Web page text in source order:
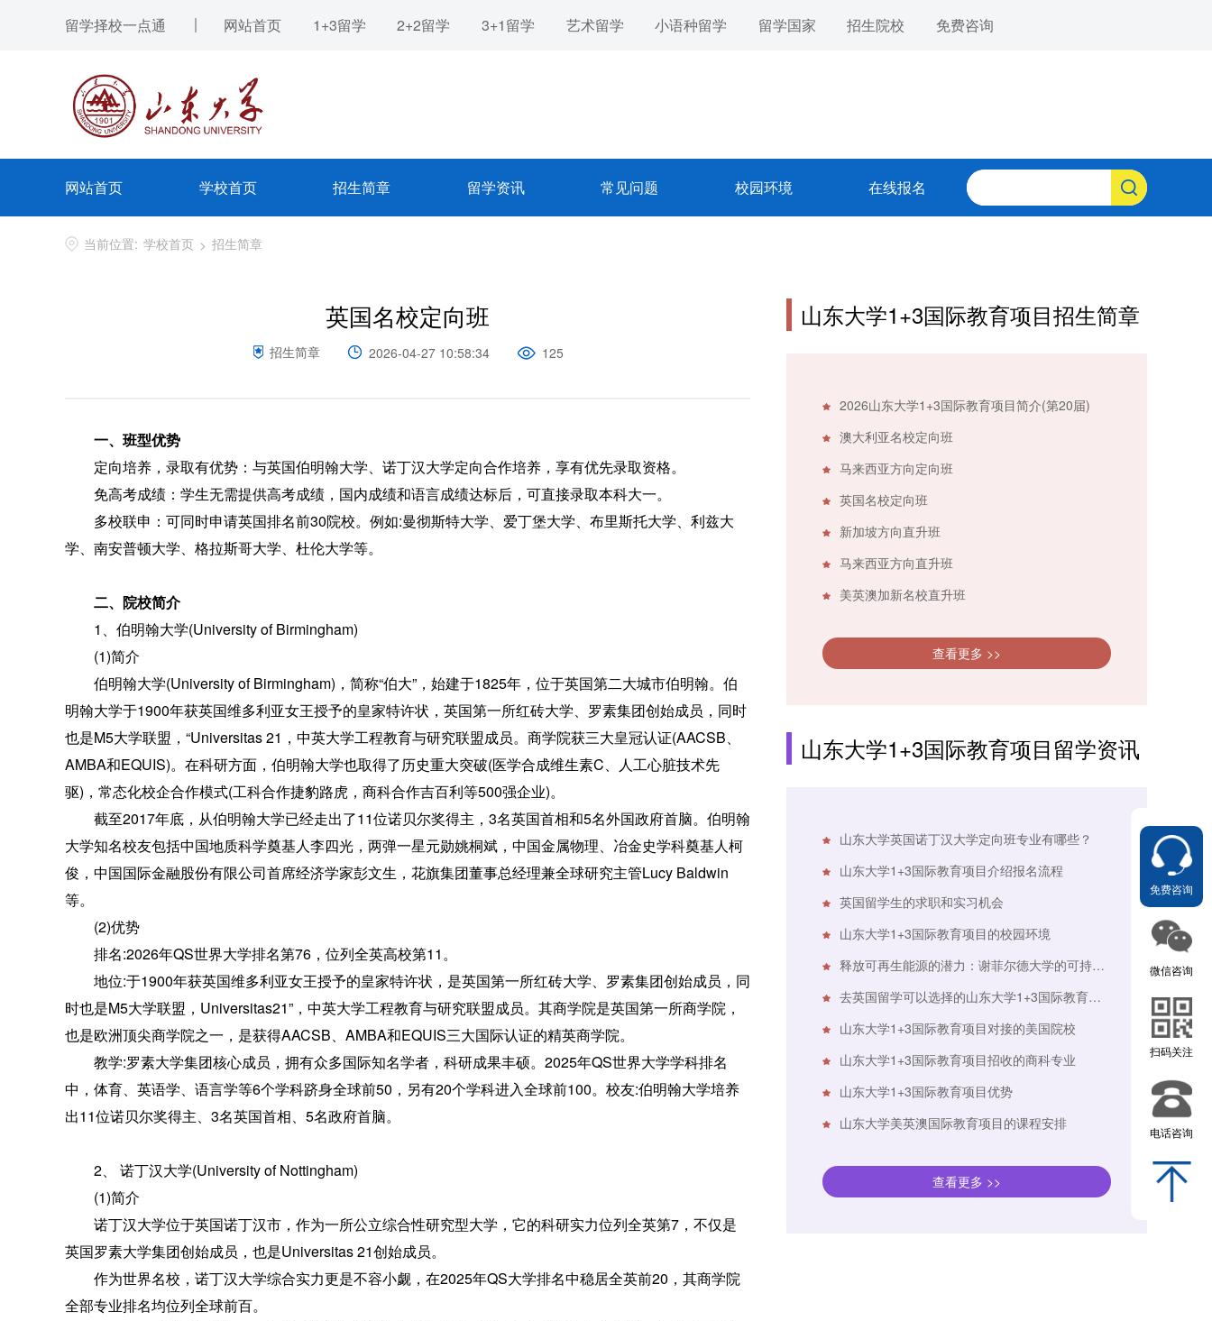
留学择校一点通 网站首页 1+3留学 2+2留学 3+1留学 艺术留学 小语种留学 留学国家 招生院校 免费咨询
网站首页 学校首页 招生简章 留学资讯 常见问题 校园环境 在线报名
当前位置: 学校首页 > 招生简章
英国名校定向班
招生简章 2026-04-27 10:58:34 125
一、班型优势
定向培养，录取有优势：与英国伯明翰大学、诺丁汉大学定向合作培养，享有优先录取资格。
免高考成绩：学生无需提供高考成绩，国内成绩和语言成绩达标后，可直接录取本科大一。
多校联申：可同时申请英国排名前30院校。例如:曼彻斯特大学、爱丁堡大学、布里斯托大学、利兹大
学、南安普顿大学、格拉斯哥大学、杜伦大学等。
二、院校简介
1、伯明翰大学(University of Birmingham)
(1)简介
伯明翰大学(University of Birmingham)，简称“伯大”，始建于1825年，位于英国第二大城市伯明翰。伯
明翰大学于1900年获英国维多利亚女王授予的皇家特许状，英国第一所红砖大学、罗素集团创始成员，同时
也是M5大学联盟，“Universitas 21，中英大学工程教育与研究联盟成员。商学院获三大皇冠认证(AACSB、
AMBA和EQUIS)。在科研方面，伯明翰大学也取得了历史重大突破(医学合成维生素C、人工心脏技术先
驱)，常态化校企合作模式(工科合作捷豹路虎，商科合作吉百利等500强企业)。
截至2017年底，从伯明翰大学已经走出了11位诺贝尔奖得主，3名英国首相和5名外国政府首脑。伯明翰
大学知名校友包括中国地质科学奠基人李四光，两弹一星元勋姚桐斌，中国金属物理、冶金史学科奠基人柯
俊，中国国际金融股份有限公司首席经济学家彭文生，花旗集团董事总经理兼全球研究主管Lucy Baldwin
等。
(2)优势
排名:2026年QS世界大学排名第76，位列全英高校第11。
地位:于1900年获英国维多利亚女王授予的皇家特许状，是英国第一所红砖大学、罗素集团创始成员，同
时也是M5大学联盟，Universitas21”，中英大学工程教育与研究联盟成员。其商学院是英国第一所商学院，
也是欧洲顶尖商学院之一，是获得AACSB、AMBA和EQUIS三大国际认证的精英商学院。
教学:罗素大学集团核心成员，拥有众多国际知名学者，科研成果丰硕。2025年QS世界大学学科排名
中，体育、英语学、语言学等6个学科跻身全球前50，另有20个学科进入全球前100。校友:伯明翰大学培养
出11位诺贝尔奖得主、3名英国首相、5名政府首脑。
2、 诺丁汉大学(University of Nottingham)
(1)简介
诺丁汉大学位于英国诺丁汉市，作为一所公立综合性研究型大学，它的科研实力位列全英第7，不仅是
英国罗素大学集团创始成员，也是Universitas 21创始成员。
作为世界名校，诺丁汉大学综合实力更是不容小觑，在2025年QS大学排名中稳居全英前20，其商学院
全部专业排名均位列全球前百。
山东大学1+3国际教育项目招生简章
2026山东大学1+3国际教育项目简介(第20届)
澳大利亚名校定向班
马来西亚方向定向班
英国名校定向班
新加坡方向直升班
马来西亚方向直升班
美英澳加新名校直升班
查看更多 >>
山东大学1+3国际教育项目留学资讯
山东大学英国诺丁汉大学定向班专业有哪些？
山东大学1+3国际教育项目介绍报名流程
英国留学生的求职和实习机会
山东大学1+3国际教育项目的校园环境
释放可再生能源的潜力：谢菲尔德大学的可持续能源工程
去英国留学可以选择的山东大学1+3国际教育项目
山东大学1+3国际教育项目对接的美国院校
山东大学1+3国际教育项目招收的商科专业
山东大学1+3国际教育项目优势
山东大学美英澳国际教育项目的课程安排
查看更多 >>
免费咨询
微信咨询
扫码关注
电话咨询